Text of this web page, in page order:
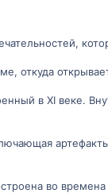
откуда
в XI веке.
во